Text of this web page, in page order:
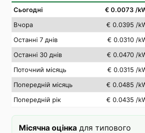
Сьогодні € 0.0073 /
Вчора
€ 0.0395 /
Останні 7 днів
€ 0.0310 /
Останні 30 днів
€ 0.0470 /
Поточний місяць
€ 0.0315 /
Попередній місяць
€ 0.0485 /
Попередній рік
€ 0.0435 /
Місячна оцінка для типового